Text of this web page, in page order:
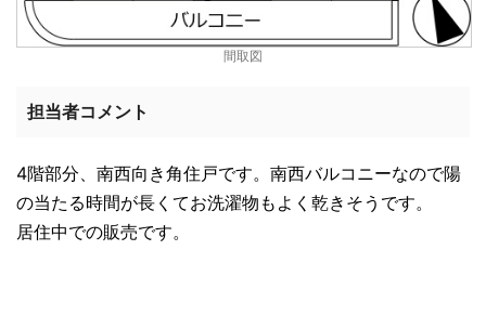
間取図
担当者コメント
4階部分、南西向き角住戸です。南西バルコニーなので陽
の当たる時間が長くてお洗濯物もよく乾きそうです。
居住中での販売です。